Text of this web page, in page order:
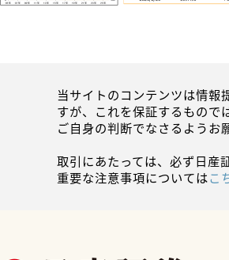
当サイトのコンテンツは情報
すが、これを保証するもので
ご自身の判断でなさるようお
取引にあたっては、必ず日産
重要な注意事項についてはこ